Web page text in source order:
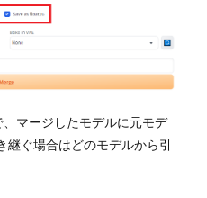
、マージしたモデルに元モデ
継ぐ場合はどのモデルから引